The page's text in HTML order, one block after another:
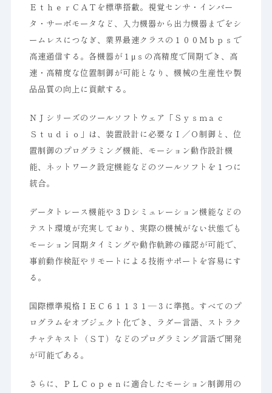
ＥｔｈｅｒＣＡＴを標準搭載。視覚センサ・インバー
タ・サーボモータなど、入力機器から出力機器までをシ
ームレスにつなぎ、業界最速クラスの１００Ｍｂｐｓで
高速通信する。各機器が１μｓの高精度で同期でき、高
速・高精度な位置制御が可能となり、機械の生産性や製
品品質の向上に貢献する。
ＮＪシリーズのツールソフトウェア「Ｓｙｓｍａｃ
Ｓｔｕｄｉｏ」は、装置設計に必要なＩ／Ｏ制御と、位
置制御のプログラミング機能、モーション動作設計機
能、ネットワーク設定機能などのツールソフトを１つに
統合。
データトレース機能や３Ｄシミュレーション機能などの
テスト環境が充実しており、実際の機械がない状態でも
モーション同期タイミングや動作軌跡の確認が可能で、
事前動作検証やリモートによる技術サポートを容易にす
る。
国際標準規格ＩＥＣ６１１３１―３に準拠。すべてのプ
ログラムをオブジェクト化でき、ラダー言語、ストラク
チャテキスト（ＳＴ）などのプログラミング言語で開発
が可能である。
さらに、ＰＬＣｏｐｅｎに適合したモーション制御用の